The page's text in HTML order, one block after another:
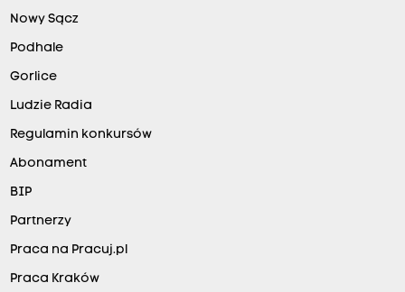
Nowy Sącz
Podhale
Gorlice
Ludzie Radia
Regulamin konkursów
Abonament
BIP
Partnerzy
Praca na Pracuj.pl
Praca Kraków